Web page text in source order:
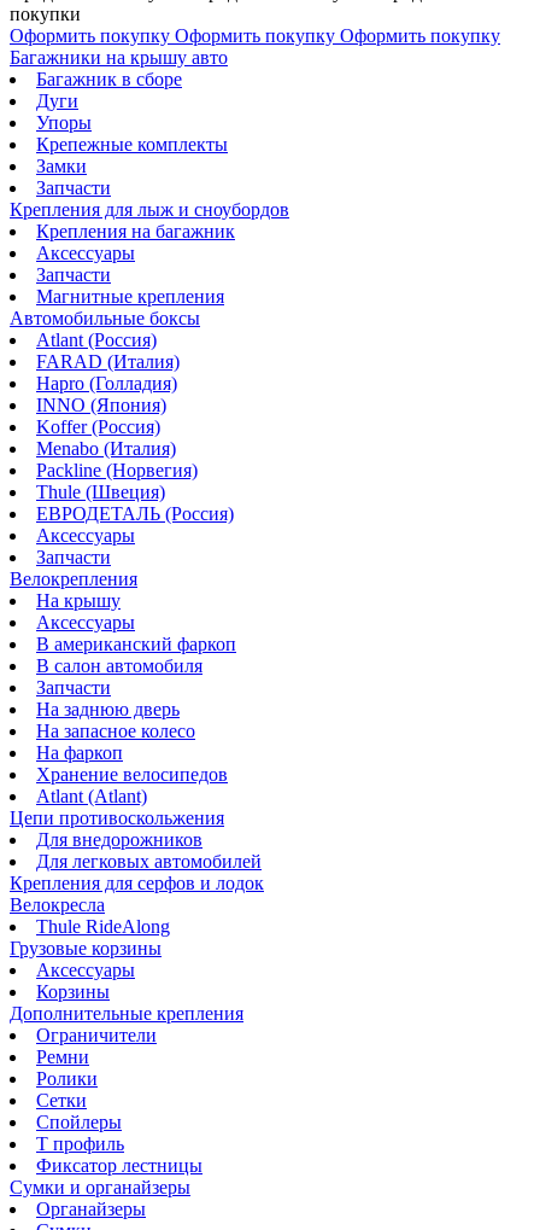
покупки
Оформить покупку Оформить покупку Оформить покупку
Багажники на крышу авто
Багажник в сборе
Дуги
Упоры
Крепежные комплекты
Замки
Запчасти
Крепления для лыж и сноубордов
Крепления на багажник
Аксессуары
Запчасти
Магнитные крепления
Автомобильные боксы
Atlant (Россия)
FARAD (Италия)
Hapro (Голладия)
INNO (Япония)
Koffer (Россия)
Menabo (Италия)
Packline (Норвегия)
Thule (Швеция)
ЕВРОДЕТАЛЬ (Россия)
Аксессуары
Запчасти
Велокрепления
На крышу
Аксессуары
В американский фаркоп
В салон автомобиля
Запчасти
На заднюю дверь
На запасное колесо
На фаркоп
Хранение велосипедов
Atlant (Atlant)
Цепи противоскольжения
Для внедорожников
Для легковых автомобилей
Крепления для серфов и лодок
Велокресла
Thule RideAlong
Грузовые корзины
Аксессуары
Корзины
Дополнительные крепления
Ограничители
Ремни
Ролики
Сетки
Спойлеры
Т профиль
Фиксатор лестницы
Сумки и органайзеры
Органайзеры